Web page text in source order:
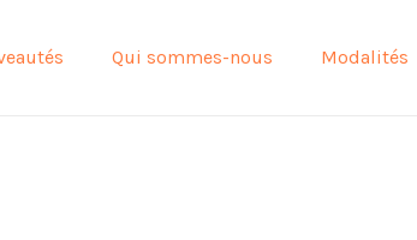
Qui sommes-nous Modalités